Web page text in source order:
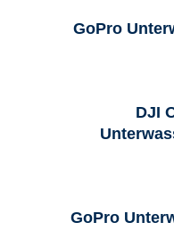
GoPro
DJI
GoPro